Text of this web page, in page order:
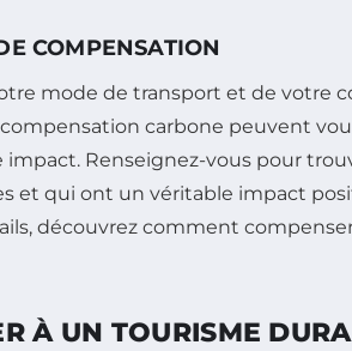
COMPENSATION
mode de transport et de votre
carbone peuvent
impact. Renseignez-vous pour
et qui ont un véritable impact
découvrez comment
À UN TOURISME